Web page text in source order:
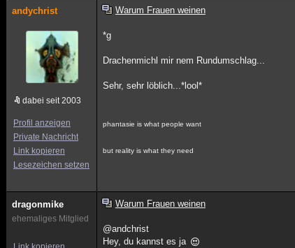
andychrist
dabei seit 2003
Profil anzeigen
Private Nachricht
Link kopieren
Lesezeichen setzen
Warum Frauen weinen
*g
Drachenmichl mir nem Rundumschlag...
Sehr, sehr löblich...*lool*
phantasie is what people want
but reality is what they need
dragonmike
ehemaliges Mitglied
Warum Frauen weinen
@andchrist
Hey, du kannst es ja